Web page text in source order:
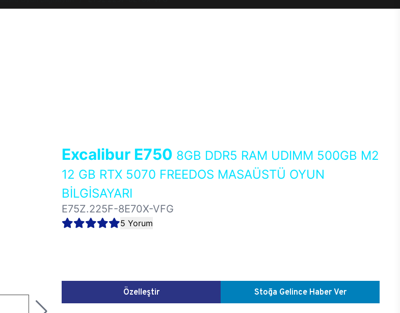
Excalibur E750 8GB DDR5 RAM UDIMM 500GB M2
12 GB RTX 5070 FREEDOS MASAÜSTÜ OYUN
BİLGİSAYARI
E75Z.225F-8E70X-VFG
5 Yorum
Özelleştir Stoğa Gelince Haber Ver